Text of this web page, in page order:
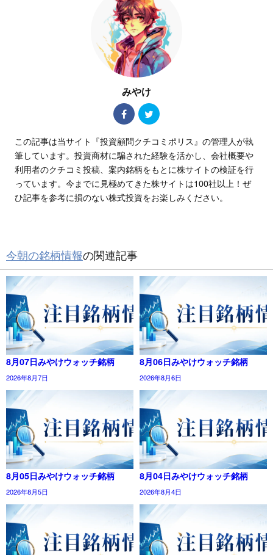
みやけ
この記事は当サイト『投資顧問クチコミポリス』の管理人が執
筆しています。投資商材に騙された経験を活かし、会社概要や
利用者のクチコミ投稿、案内銘柄をもとに株サイトの検証を行
っています。今までに見極めてきた株サイトは100社以上！ぜ
ひ記事を参考に損のない株式投資をお楽しみください。
今朝の銘柄情報の関連記事
8月07日みやけウォッチ銘柄
2026年8月7日
8月06日みやけウォッチ銘柄
2026年8月6日
8月05日みやけウォッチ銘柄
2026年8月5日
8月04日みやけウォッチ銘柄
2026年8月4日